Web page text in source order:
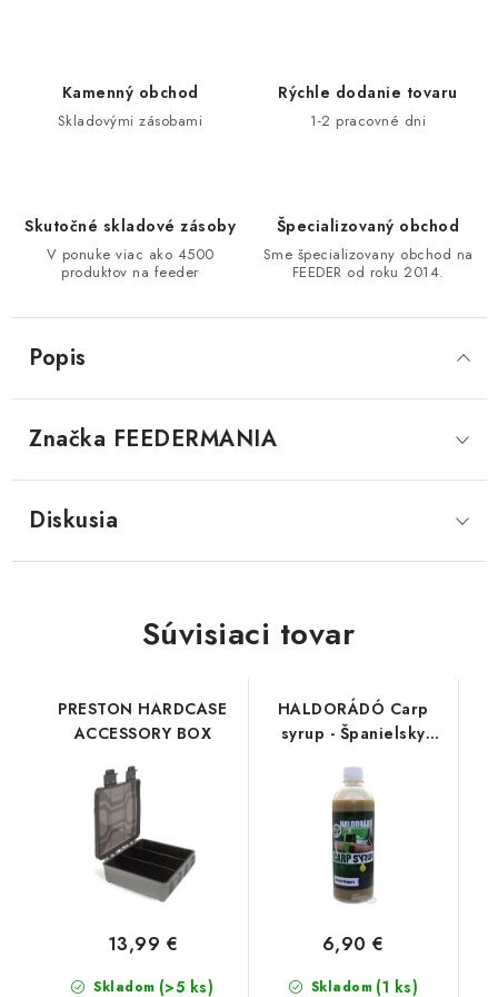
VŠEOBECNÉ NARIADENIE O BEZPEČNOSTI
PRODUKTOV (GPSR)
Doprava Navštívte našu predajňu v MARCELOVEJ »
Kamenný obchod
Skladovými zásobami
Rýchle dodanie tovaru
1-2 pracovné dni
Skutočné skladové zásoby
V ponuke viac ako 4500
produktov na feeder
Špecializovaný obchod
Sme špecializovany obchod na
FEEDER od roku 2014.
Popis
Značka FEEDERMANIA
Diskusia
Súvisiaci tovar
PRESTON HARDCASE
ACCESSORY BOX
Skladom (>5 ks)
13,99 €
HALDORÁDÓ Carp
syrup - Španielsky
Skladom (1 ks)
6,90 €